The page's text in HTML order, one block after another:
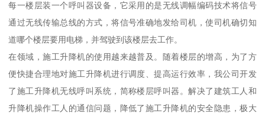
每一楼层装一个呼叫器设备，它采用的是无线调幅编码技术将信号
通过无线传输总线的方式，将信号准确地发给司机，使司机确切知
道哪个楼层要用电梯，并驾驶到该楼层去工作。
在领域，施工升降机的使用越来越普及。随着楼层的增高，为了方
便快捷合理地对施工升降机进行调度、提高运行效率，我公司开发
了施工升降机无线呼叫系统，简称楼层呼叫器。解决了建筑工人和
升降机操作工人的通信问题，降低了施工升降机的安全隐患，极大